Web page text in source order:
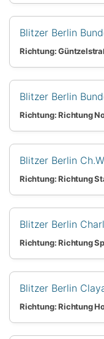
Blitzer Berlin
Richtung:
Blitzer Berlin
Richtung: Richtung
Blitzer Berlin
Richtung: Richtung
Blitzer Berlin
Richtung: Richtung
Blitzer Berlin
Richtung: Richtung